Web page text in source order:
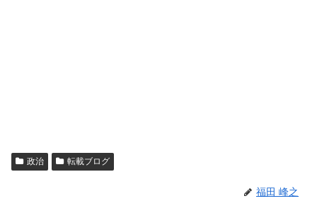
政治 転載ブログ
福田 峰之